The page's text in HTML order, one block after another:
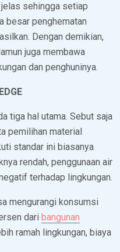
jelas sehingga setiap
besar penghematan
Dengan demikian,
juga membawa
dan penghuninya.
tiga hal utama. Sebut saja
pemilihan material
standar ini biasanya
rendah, penggunaan air
terhadap lingkungan.
mengurangi konsumsi
dari bangunan
ramah lingkungan, biaya